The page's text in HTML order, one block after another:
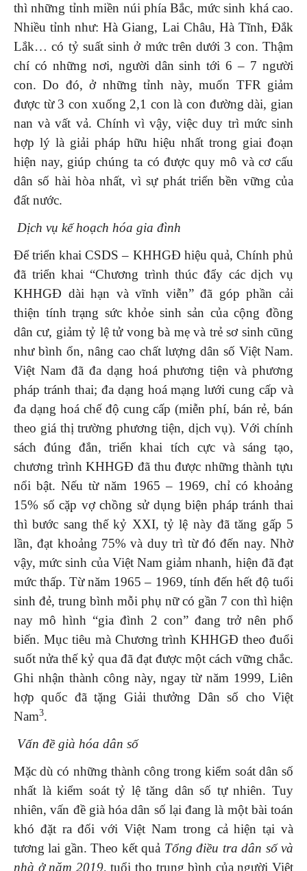
thì những tỉnh miền núi phía Bắc, mức sinh khá cao.
Nhiều tỉnh như: Hà Giang, Lai Châu, Hà Tĩnh, Đắk
Lắk… có tỷ suất sinh ở mức trên dưới 3 con. Thậm
chí có những nơi, người dân sinh tới 6 – 7 người
con. Do đó, ở những tỉnh này, muốn TFR giảm
được từ 3 con xuống 2,1 con là con đường dài, gian
nan và vất vả. Chính vì vậy, việc duy trì mức sinh
hợp lý là giải pháp hữu hiệu nhất trong giai đoạn
hiện nay, giúp chúng ta có được quy mô và cơ cấu
dân số hài hòa nhất, vì sự phát triển bền vững của
đất nước.
Dịch vụ kế hoạch hóa gia đình
Để triển khai CSDS – KHHGĐ hiệu quả, Chính phủ
đã triển khai “Chương trình thúc đẩy các dịch vụ
KHHGĐ dài hạn và vĩnh viễn” đã góp phần cải
thiện tính trạng sức khỏe sinh sản của cộng đồng
dân cư, giảm tỷ lệ tử vong bà mẹ và trẻ sơ sinh cũng
như bình ổn, nâng cao chất lượng dân số Việt Nam.
Việt Nam đã đa dạng hoá phương tiện và phương
pháp tránh thai; đa dạng hoá mạng lưới cung cấp và
đa dạng hoá chế độ cung cấp (miễn phí, bán rẻ, bán
theo giá thị trường phương tiện, dịch vụ). Với chính
sách đúng đắn, triển khai tích cực và sáng tạo,
chương trình KHHGĐ đã thu được những thành tựu
nổi bật. Nếu từ năm 1965 – 1969, chỉ có khoảng
15% số cặp vợ chồng sử dụng biện pháp tránh thai
thì bước sang thế kỷ XXI, tỷ lệ này đã tăng gấp 5
lần, đạt khoảng 75% và duy trì từ đó đến nay. Nhờ
vậy, mức sinh của Việt Nam giảm nhanh, hiện đã đạt
mức thấp. Từ năm 1965 – 1969, tính đến hết độ tuổi
sinh đẻ, trung bình mỗi phụ nữ có gần 7 con thì hiện
nay mô hình “gia đình 2 con” đang trở nên phổ
biến. Mục tiêu mà Chương trình KHHGĐ theo đuổi
suốt nửa thế kỷ qua đã đạt được một cách vững chắc.
Ghi nhận thành công này, ngay từ năm 1999, Liên
hợp quốc đã tặng Giải thưởng Dân số cho Việt
Nam3.
Vấn đề già hóa dân số
Mặc dù có những thành công trong kiểm soát dân số
nhất là kiểm soát tỷ lệ tăng dân số tự nhiên. Tuy
nhiên, vấn đề già hóa dân số lại đang là một bài toán
khó đặt ra đối với Việt Nam trong cả hiện tại và
tương lai gần. Theo kết quả Tổng điều tra dân số và
nhà ở năm 2019, tuổi thọ trung bình của người Việt